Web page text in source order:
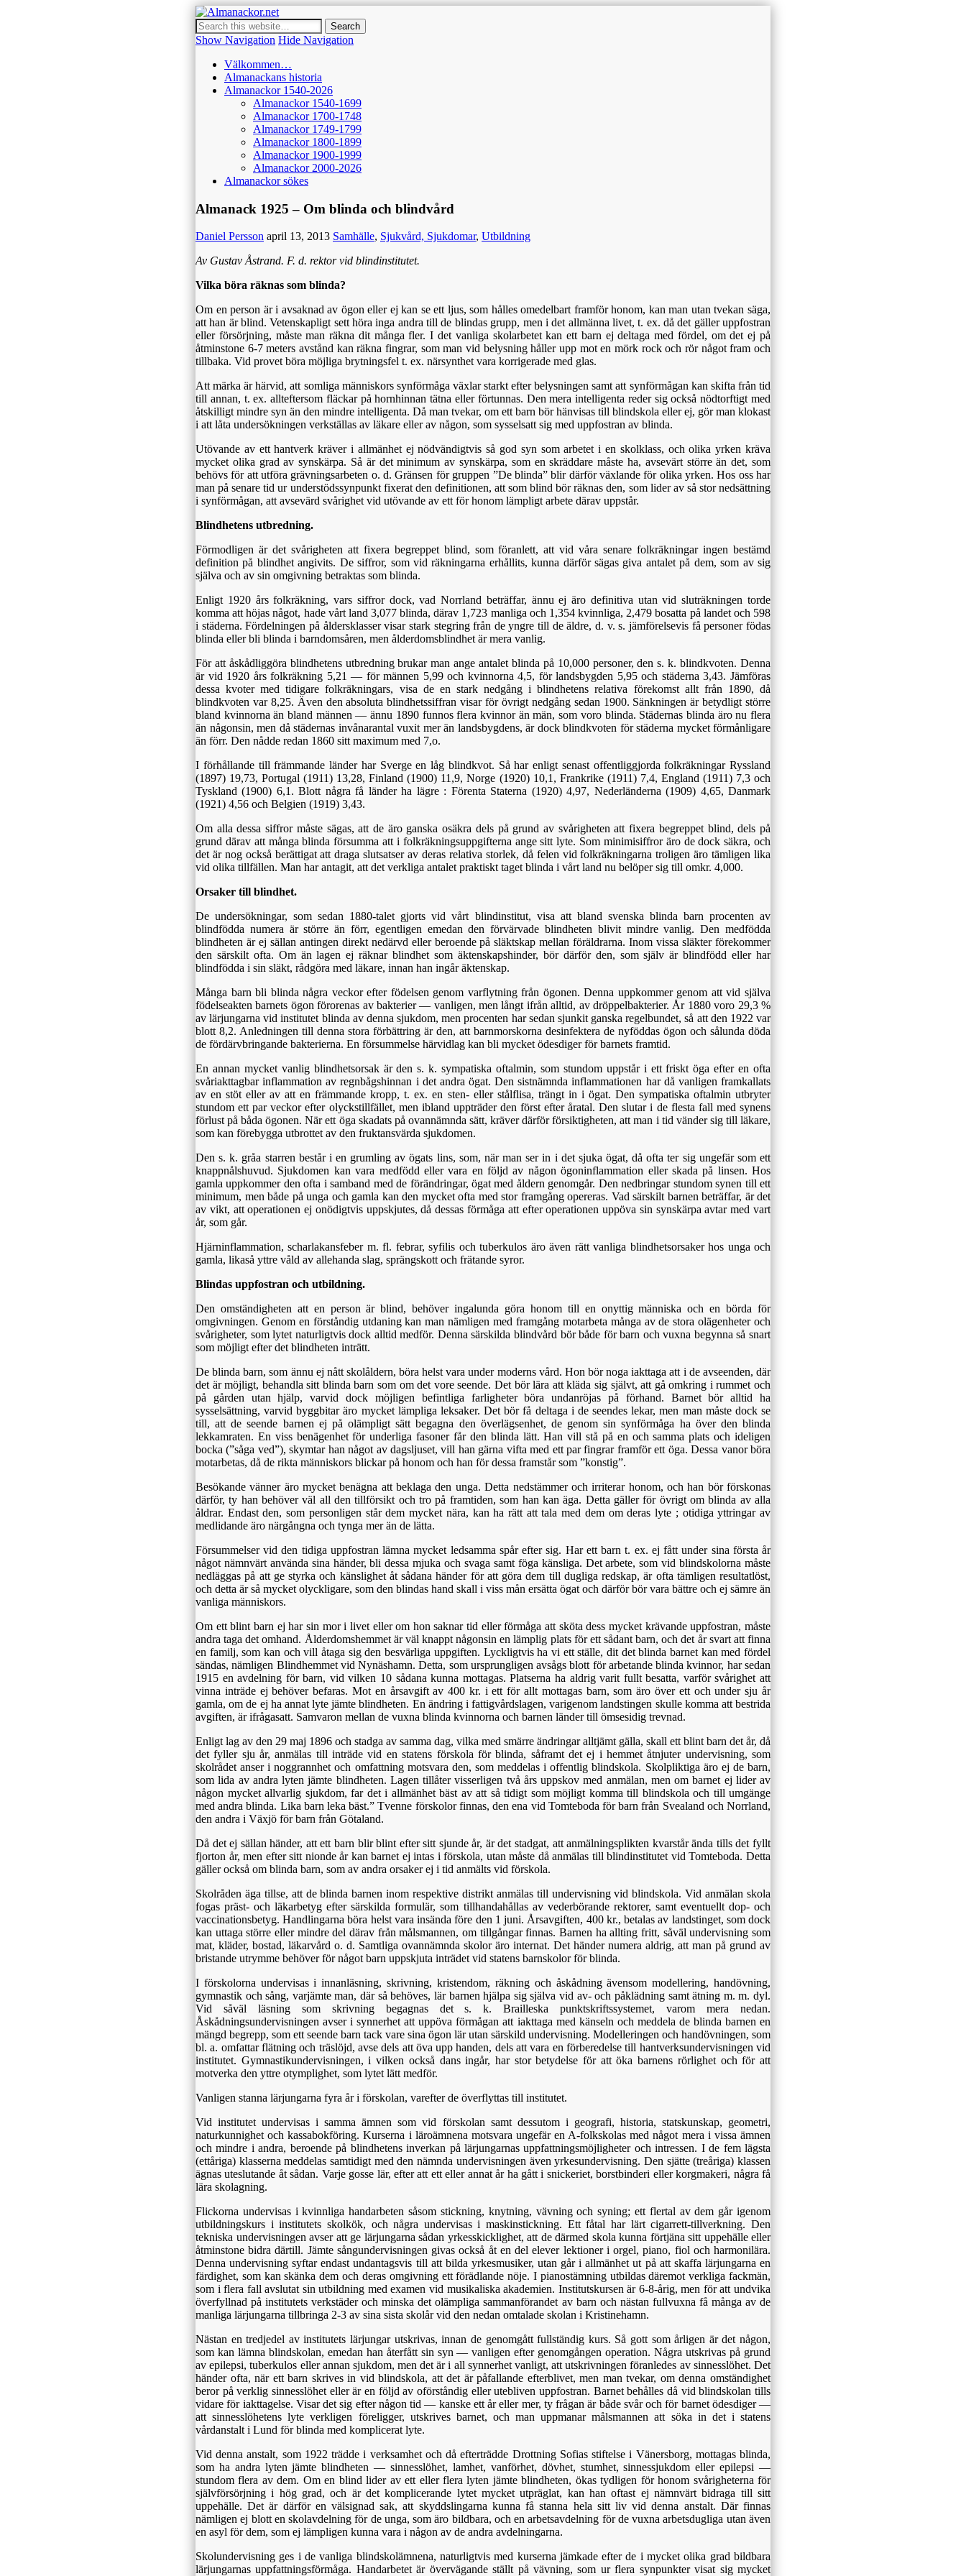
Dedikerad den enkla, häftade och skurna almanackan 1540-2026
Show Navigation Hide Navigation
Välkommen…
Almanackans historia
Almanackor 1540-2026
Almanackor 1540-1699
Almanackor 1700-1748
Almanackor 1749-1799
Almanackor 1800-1899
Almanackor 1900-1999
Almanackor 2000-2026
Almanackor sökes
Almanack 1925 – Om blinda och blindvård
Daniel Persson april 13, 2013 Samhälle, Sjukvård, Sjukdomar, Utbildning
Av Gustav Åstrand. F. d. rektor vid blindinstitutet.
Vilka böra räknas som blinda?
Om en person är i avsaknad av ögon eller ej kan se ett ljus, som hålles omedelbart framför honom, kan man utan tvekan säga,
att han är blind. Vetenskapligt sett höra inga andra till de blindas grupp, men i det allmänna livet, t. ex. då det gäller uppfostran
eller försörjning, måste man räkna dit många fler. I det vanliga skolarbetet kan ett barn ej deltaga med fördel, om det ej på
åtminstone 6-7 meters avstånd kan räkna fingrar, som man vid belysning håller upp mot en mörk rock och rör något fram och
tillbaka. Vid provet böra möjliga brytningsfel t. ex. närsynthet vara korrigerade med glas.
Att märka är härvid, att somliga människors synförmåga växlar starkt efter belysningen samt att synförmågan kan skifta från tid
till annan, t. ex. allteftersom fläckar på hornhinnan tätna eller förtunnas. Den mera intelligenta reder sig också nödtorftigt med
åtskilligt mindre syn än den mindre intelligenta. Då man tvekar, om ett barn bör hänvisas till blindskola eller ej, gör man klokast
i att låta undersökningen verkställas av läkare eller av någon, som sysselsatt sig med uppfostran av blinda.
Utövande av ett hantverk kräver i allmänhet ej nödvändigtvis så god syn som arbetet i en skolklass, och olika yrken kräva
mycket olika grad av synskärpa. Så är det minimum av synskärpa, som en skräddare måste ha, avsevärt större än det, som
behövs för att utföra grävningsarbeten o. d. Gränsen för gruppen ”De blinda” blir därför växlande för olika yrken. Hos oss har
man på senare tid ur understödssynpunkt fixerat den definitionen, att som blind bör räknas den, som lider av så stor nedsättning
i synförmågan, att avsevärd svårighet vid utövande av ett för honom lämpligt arbete därav uppstår.
Blindhetens utbredning.
Förmodligen är det svårigheten att fixera begreppet blind, som föranlett, att vid våra senare folkräkningar ingen bestämd
definition på blindhet angivits. De siffror, som vid räkningarna erhållits, kunna därför sägas giva antalet på dem, som av sig
själva och av sin omgivning betraktas som blinda.
Enligt 1920 års folkräkning, vars siffror dock, vad Norrland beträffar, ännu ej äro definitiva utan vid sluträkningen torde
komma att höjas något, hade vårt land 3,077 blinda, därav 1,723 manliga och 1,354 kvinnliga, 2,479 bosatta på landet och 598
i städerna. Fördelningen på åldersklasser visar stark stegring från de yngre till de äldre, d. v. s. jämförelsevis få personer födas
blinda eller bli blinda i barndomsåren, men ålderdomsblindhet är mera vanlig.
För att åskådliggöra blindhetens utbredning brukar man ange antalet blinda på 10,000 personer, den s. k. blindkvoten. Denna
är vid 1920 års folkräkning 5,21 — för männen 5,99 och kvinnorna 4,5, för landsbygden 5,95 och städerna 3,43. Jämföras
dessa kvoter med tidigare folkräkningars, visa de en stark nedgång i blindhetens relativa förekomst allt från 1890, då
blindkvoten var 8,25. Även den absoluta blindhetssiffran visar för övrigt nedgång sedan 1900. Sänkningen är betydligt större
bland kvinnorna än bland männen — ännu 1890 funnos flera kvinnor än män, som voro blinda. Städernas blinda äro nu flera
än någonsin, men då städernas invånarantal vuxit mer än landsbygdens, är dock blindkvoten för städerna mycket förmånligare
än förr. Den nådde redan 1860 sitt maximum med 7,o.
I förhållande till främmande länder har Sverge en låg blindkvot. Så har enligt senast offentliggjorda folkräkningar Ryssland
(1897) 19,73, Portugal (1911) 13,28, Finland (1900) 11,9, Norge (1920) 10,1, Frankrike (1911) 7,4, England (1911) 7,3 och
Tyskland (1900) 6,1. Blott några få länder ha lägre : Förenta Staterna (1920) 4,97, Nederländerna (1909) 4,65, Danmark
(1921) 4,56 och Belgien (1919) 3,43.
Om alla dessa siffror måste sägas, att de äro ganska osäkra dels på grund av svårigheten att fixera begreppet blind, dels på
grund därav att många blinda försumma att i folkräkningsuppgifterna ange sitt lyte. Som minimisiffror äro de dock säkra, och
det är nog också berättigat att draga slutsatser av deras relativa storlek, då felen vid folkräkningarna troligen äro tämligen lika
vid olika tillfällen. Man har antagit, att det verkliga antalet praktiskt taget blinda i vårt land nu belöper sig till omkr. 4,000.
Orsaker till blindhet.
De undersökningar, som sedan 1880-talet gjorts vid vårt blindinstitut, visa att bland svenska blinda barn procenten av
blindfödda numera är större än förr, egentligen emedan den förvärvade blindheten blivit mindre vanlig. Den medfödda
blindheten är ej sällan antingen direkt nedärvd eller beroende på släktskap mellan föräldrarna. Inom vissa släkter förekommer
den särskilt ofta. Om än lagen ej räknar blindhet som äktenskapshinder, bör därför den, som själv är blindfödd eller har
blindfödda i sin släkt, rådgöra med läkare, innan han ingår äktenskap.
Många barn bli blinda några veckor efter födelsen genom varflytning från ögonen. Denna uppkommer genom att vid själva
födelseakten barnets ögon förorenas av bakterier — vanligen, men långt ifrån alltid, av dröppelbakterier. År 1880 voro 29,3 %
av lärjungarna vid institutet blinda av denna sjukdom, men procenten har sedan sjunkit ganska regelbundet, så att den 1922 var
blott 8,2. Anledningen till denna stora förbättring är den, att barnmorskorna desinfektera de nyföddas ögon och sålunda döda
de fördärvbringande bakterierna. En försummelse härvidlag kan bli mycket ödesdiger för barnets framtid.
En annan mycket vanlig blindhetsorsak är den s. k. sympatiska oftalmin, som stundom uppstår i ett friskt öga efter en ofta
svåriakttagbar inflammation av regnbågshinnan i det andra ögat. Den sistnämnda inflammationen har då vanligen framkallats
av en stöt eller av att en främmande kropp, t. ex. en sten- eller stålflisa, trängt in i ögat. Den sympatiska oftalmin utbryter
stundom ett par veckor efter olyckstillfället, men ibland uppträder den först efter åratal. Den slutar i de flesta fall med synens
förlust på båda ögonen. När ett öga skadats på ovannämnda sätt, kräver därför försiktigheten, att man i tid vänder sig till läkare,
som kan förebygga utbrottet av den fruktansvärda sjukdomen.
Den s. k. gråa starren består i en grumling av ögats lins, som, när man ser in i det sjuka ögat, då ofta ter sig ungefär som ett
knappnålshuvud. Sjukdomen kan vara medfödd eller vara en följd av någon ögoninflammation eller skada på linsen. Hos
gamla uppkommer den ofta i samband med de förändringar, ögat med åldern genomgår. Den nedbringar stundom synen till ett
minimum, men både på unga och gamla kan den mycket ofta med stor framgång opereras. Vad särskilt barnen beträffar, är det
av vikt, att operationen ej onödigtvis uppskjutes, då dessas förmåga att efter operationen uppöva sin synskärpa avtar med vart
år, som går.
Hjärninflammation, scharlakansfeber m. fl. febrar, syfilis och tuberkulos äro även rätt vanliga blindhetsorsaker hos unga och
gamla, likaså yttre våld av allehanda slag, sprängskott och frätande syror.
Blindas uppfostran och utbildning.
Den omständigheten att en person är blind, behöver ingalunda göra honom till en onyttig människa och en börda för
omgivningen. Genom en förståndig utdaning kan man nämligen med framgång motarbeta många av de stora olägenheter och
svårigheter, som lytet naturligtvis dock alltid medför. Denna särskilda blindvård bör både för barn och vuxna begynna så snart
som möjligt efter det blindheten inträtt.
De blinda barn, som ännu ej nått skolåldern, böra helst vara under moderns vård. Hon bör noga iakttaga att i de avseenden, där
det är möjligt, behandla sitt blinda barn som om det vore seende. Det bör lära att kläda sig självt, att gå omkring i rummet och
på gården utan hjälp, varvid dock möjligen befintliga farligheter böra undanröjas på förhand. Barnet bör alltid ha
sysselsättning, varvid byggbitar äro mycket lämpliga leksaker. Det bör få deltaga i de seendes lekar, men man måste dock se
till, att de seende barnen ej på olämpligt sätt begagna den överlägsenhet, de genom sin synförmåga ha över den blinda
lekkamraten. En viss benägenhet för underliga fasoner får den blinda lätt. Han vill stå på en och samma plats och ideligen
bocka (”såga ved”), skymtar han något av dagsljuset, vill han gärna vifta med ett par fingrar framför ett öga. Dessa vanor böra
motarbetas, då de rikta människors blickar på honom och han för dessa framstår som ”konstig”.
Besökande vänner äro mycket benägna att beklaga den unga. Detta nedstämmer och irriterar honom, och han bör förskonas
därför, ty han behöver väl all den tillförsikt och tro på framtiden, som han kan äga. Detta gäller för övrigt om blinda av alla
åldrar. Endast den, som personligen står dem mycket nära, kan ha rätt att tala med dem om deras lyte ; otidiga yttringar av
medlidande äro närgångna och tynga mer än de lätta.
Försummelser vid den tidiga uppfostran lämna mycket ledsamma spår efter sig. Har ett barn t. ex. ej fått under sina första år
något nämnvärt använda sina händer, bli dessa mjuka och svaga samt föga känsliga. Det arbete, som vid blindskolorna måste
nedläggas på att ge styrka och känslighet åt sådana händer för att göra dem till dugliga redskap, är ofta tämligen resultatlöst,
och detta är så mycket olyckligare, som den blindas hand skall i viss mån ersätta ögat och därför bör vara bättre och ej sämre än
vanliga människors.
Om ett blint barn ej har sin mor i livet eller om hon saknar tid eller förmåga att sköta dess mycket krävande uppfostran, måste
andra taga det omhand. Ålderdomshemmet är väl knappt någonsin en lämplig plats för ett sådant barn, och det år svart att finna
en familj, som kan och vill åtaga sig den besvärliga uppgiften. Lyckligtvis ha vi ett ställe, dit det blinda barnet kan med fördel
sändas, nämligen Blindhemmet vid Nynäshamn. Detta, som ursprungligen avsågs blott för arbetande blinda kvinnor, har sedan
1915 en avdelning för barn, vid vilken 10 sådana kunna mottagas. Platserna ha aldrig varit fullt besatta, varför svårighet att
vinna inträde ej behöver befaras. Mot en årsavgift av 400 kr. i ett för allt mottagas barn, som äro över ett och under sju år
gamla, om de ej ha annat lyte jämte blindheten. En ändring i fattigvårdslagen, varigenom landstingen skulle komma att bestrida
avgiften, är ifrågasatt. Samvaron mellan de vuxna blinda kvinnorna och barnen länder till ömsesidig trevnad.
Enligt lag av den 29 maj 1896 och stadga av samma dag, vilka med smärre ändringar alltjämt gälla, skall ett blint barn det år, då
det fyller sju år, anmälas till inträde vid en statens förskola för blinda, såframt det ej i hemmet åtnjuter undervisning, som
skolrådet anser i noggrannhet och omfattning motsvara den, som meddelas i offentlig blindskola. Skolpliktiga äro ej de barn,
som lida av andra lyten jämte blindheten. Lagen tillåter visserligen två års uppskov med anmälan, men om barnet ej lider av
någon mycket allvarlig sjukdom, far det i allmänhet bäst av att så tidigt som möjligt komma till blindskola och till umgänge
med andra blinda. Lika barn leka bäst.” Tvenne förskolor finnas, den ena vid Tomteboda för barn från Svealand och Norrland,
den andra i Växjö för barn från Götaland.
Då det ej sällan händer, att ett barn blir blint efter sitt sjunde år, är det stadgat, att anmälningsplikten kvarstår ända tills det fyllt
fjorton år, men efter sitt nionde år kan barnet ej intas i förskola, utan måste då anmälas till blindinstitutet vid Tomteboda. Detta
gäller också om blinda barn, som av andra orsaker ej i tid anmälts vid förskola.
Skolråden äga tillse, att de blinda barnen inom respektive distrikt anmälas till undervisning vid blindskola. Vid anmälan skola
fogas präst- och läkarbetyg efter särskilda formulär, som tillhandahållas av vederbörande rektorer, samt eventuellt dop- och
vaccinationsbetyg. Handlingarna böra helst vara insända före den 1 juni. Årsavgiften, 400 kr., betalas av landstinget, som dock
kan uttaga större eller mindre del därav från målsmannen, om tillgångar finnas. Barnen ha allting fritt, såväl undervisning som
mat, kläder, bostad, läkarvård o. d. Samtliga ovannämnda skolor äro internat. Det händer numera aldrig, att man på grund av
bristande utrymme behöver för något barn uppskjuta inträdet vid statens barnskolor för blinda.
I förskolorna undervisas i innanläsning, skrivning, kristendom, räkning och åskådning ävensom modellering, handövning,
gymnastik och sång, varjämte man, där så behöves, lär barnen hjälpa sig själva vid av- och påklädning samt ätning m. m. dyl.
Vid såväl läsning som skrivning begagnas det s. k. Brailleska punktskriftssystemet, varom mera nedan.
Åskådningsundervisningen avser i synnerhet att uppöva förmågan att iakttaga med känseln och meddela de blinda barnen en
mängd begrepp, som ett seende barn tack vare sina ögon lär utan särskild undervisning. Modelleringen och handövningen, som
bl. a. omfattar flätning och träslöjd, avse dels att öva upp handen, dels att vara en förberedelse till hantverksundervisningen vid
institutet. Gymnastikundervisningen, i vilken också dans ingår, har stor betydelse för att öka barnens rörlighet och för att
motverka den yttre otymplighet, som lytet lätt medför.
Vanligen stanna lärjungarna fyra år i förskolan, varefter de överflyttas till institutet.
Vid institutet undervisas i samma ämnen som vid förskolan samt dessutom i geografi, historia, statskunskap, geometri,
naturkunnighet och kassabokföring. Kurserna i läroämnena motsvara ungefär en A-folkskolas med något mera i vissa ämnen
och mindre i andra, beroende på blindhetens inverkan på lärjungarnas uppfattningsmöjligheter och intressen. I de fem lägsta
(ettåriga) klasserna meddelas samtidigt med den nämnda undervisningen även yrkesundervisning. Den sjätte (treåriga) klassen
ägnas uteslutande åt sådan. Varje gosse lär, efter att ett eller annat år ha gått i snickeriet, borstbinderi eller korgmakeri, några få
lära skolagning.
Flickorna undervisas i kvinnliga handarbeten såsom stickning, knytning, vävning och syning; ett flertal av dem går igenom
utbildningskurs i institutets skolkök, och några undervisas i maskinstickning. Ett fåtal har lärt cigarrett-tillverkning. Den
tekniska undervisningen avser att ge lärjungarna sådan yrkesskicklighet, att de därmed skola kunna förtjäna sitt uppehälle eller
åtminstone bidra därtill. Jämte sångundervisningen givas också åt en del elever lektioner i orgel, piano, fiol och harmonilära.
Denna undervisning syftar endast undantagsvis till att bilda yrkesmusiker, utan går i allmänhet ut på att skaffa lärjungarna en
färdighet, som kan skänka dem och deras omgivning ett förädlande nöje. I pianostämning utbildas däremot verkliga fackmän,
som i flera fall avslutat sin utbildning med examen vid musikaliska akademien. Institutskursen är 6-8-årig, men för att undvika
överfyllnad på institutets verkstäder och minska det olämpliga sammanförandet av barn och nästan fullvuxna få många av de
manliga lärjungarna tillbringa 2-3 av sina sista skolår vid den nedan omtalade skolan i Kristinehamn.
Nästan en tredjedel av institutets lärjungar utskrivas, innan de genomgått fullständig kurs. Så gott som årligen är det någon,
som kan lämna blindskolan, emedan han återfått sin syn — vanligen efter genomgången operation. Några utskrivas på grund
av epilepsi, tuberkulos eller annan sjukdom, men det är i all synnerhet vanligt, att utskrivningen föranledes av sinnesslöhet. Det
händer ofta, när ett barn skrives in vid blindskola, att det är påfallande efterblivet, men man tvekar, om denna omständighet
beror på verklig sinnesslöhet eller är en följd av oförståndig eller utebliven uppfostran. Barnet behålles då vid blindskolan tills
vidare för iakttagelse. Visar det sig efter någon tid — kanske ett år eller mer, ty frågan är både svår och för barnet ödesdiger —
att sinnesslöhetens lyte verkligen föreligger, utskrives barnet, och man uppmanar målsmannen att söka in det i statens
vårdanstalt i Lund för blinda med komplicerat lyte.
Vid denna anstalt, som 1922 trädde i verksamhet och då efterträdde Drottning Sofias stiftelse i Vänersborg, mottagas blinda,
som ha andra lyten jämte blindheten — sinnesslöhet, lamhet, vanförhet, dövhet, stumhet, sinnessjukdom eller epilepsi —
stundom flera av dem. Om en blind lider av ett eller flera lyten jämte blindheten, ökas tydligen för honom svårigheterna för
självförsörjning i hög grad, och är det komplicerande lytet mycket utpräglat, kan han oftast ej nämnvärt bidraga till sitt
uppehälle. Det är därför en välsignad sak, att skyddslingarna kunna få stanna hela sitt liv vid denna anstalt. Där finnas
nämligen ej blott en skolavdelning för de unga, som äro bildbara, och en arbetsavdelning för de vuxna arbetsdugliga utan även
en asyl för dem, som ej lämpligen kunna vara i någon av de andra avdelningarna.
Skolundervisning ges i de vanliga blindskolämnena, naturligtvis med kurserna jämkade efter de i mycket olika grad bildbara
lärjungarnas uppfattningsförmåga. Handarbetet är övervägande ställt på vävning, som ur flera synpunkter visat sig mycket